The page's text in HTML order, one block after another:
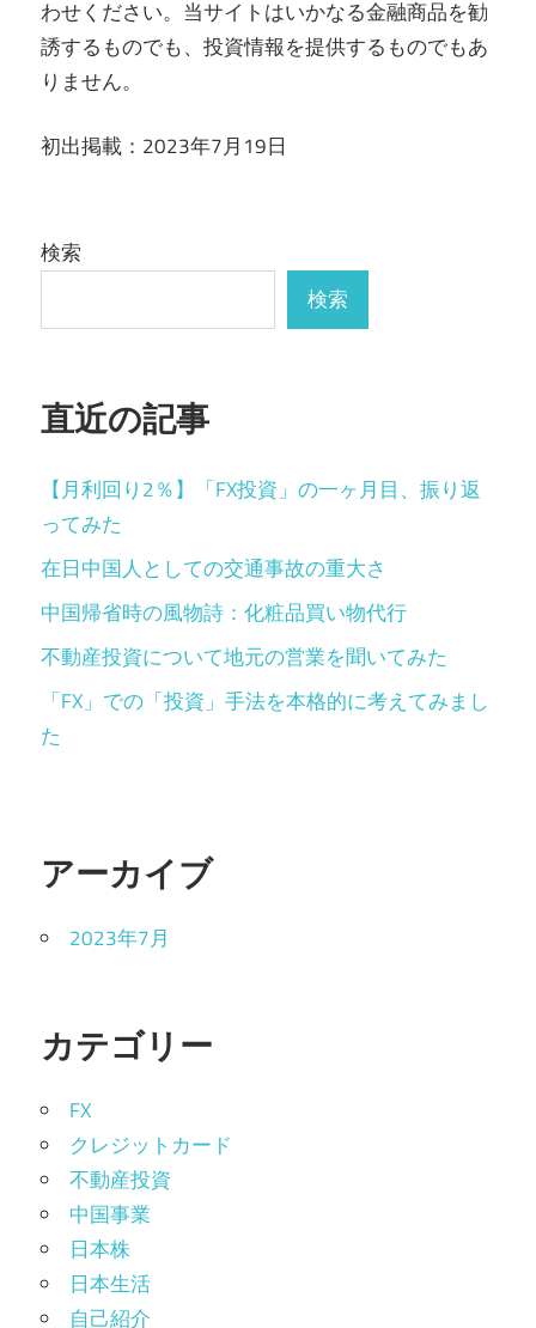
わせください。当サイトはいかなる金融商品を勧
誘するものでも、投資情報を提供するものでもあ
りません。
初出掲載：2023年7月19日
検索
検索
直近の記事
【月利回り2％】「FX投資」の一ヶ月目、振り返
ってみた
在日中国人としての交通事故の重大さ
中国帰省時の風物詩：化粧品買い物代行
不動産投資について地元の営業を聞いてみた
「FX」での「投資」手法を本格的に考えてみまし
た
アーカイブ
2023年7月
カテゴリー
FX
クレジットカード
不動産投資
中国事業
日本株
日本生活
自己紹介